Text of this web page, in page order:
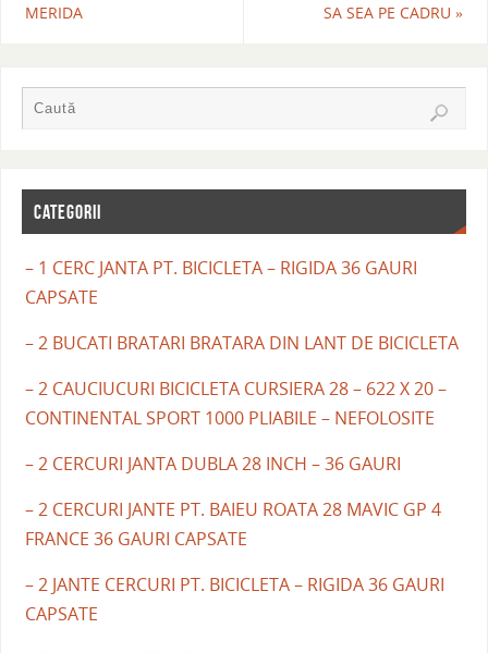
MERIDA
SA SEA PE CADRU»
CATEGORII
– 1 CERC JANTA PT. BICICLETA – RIGIDA 36 GAURI
CAPSATE
– 2 BUCATI BRATARI BRATARA DIN LANT DE BICICLETA
– 2 CAUCIUCURI BICICLETA CURSIERA 28 – 622 X 20 –
CONTINENTAL SPORT 1000 PLIABILE – NEFOLOSITE
– 2 CERCURI JANTA DUBLA 28 INCH – 36 GAURI
– 2 CERCURI JANTE PT. BAIEU ROATA 28 MAVIC GP 4
FRANCE 36 GAURI CAPSATE
– 2 JANTE CERCURI PT. BICICLETA – RIGIDA 36 GAURI
CAPSATE